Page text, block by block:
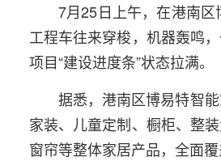
7月25日上午，在港南
工程车往来穿梭，机器轰鸣
项目“建设进度条”状态拉满。
据悉，港南区博易特智
家装、儿童定制、橱柜、整
窗帘等整体家居产品，全面覆